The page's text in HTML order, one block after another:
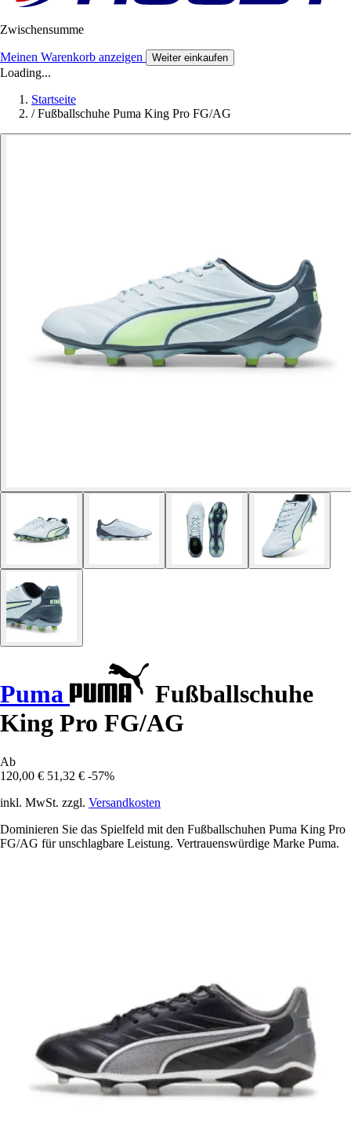
Zwischensumme
Meinen Warenkorb anzeigen Weiter einkaufen
Loading...
Startseite
/ Fußballschuhe Puma King Pro FG/AG
Puma
Fußballschuhe
King Pro FG/AG
Ab
120,00 € 51,32 € -57%
inkl. MwSt. zzgl. Versandkosten
Dominieren Sie das Spielfeld mit den Fußballschuhen Puma King Pro
FG/AG für unschlagbare Leistung. Vertrauenswürdige Marke Puma.